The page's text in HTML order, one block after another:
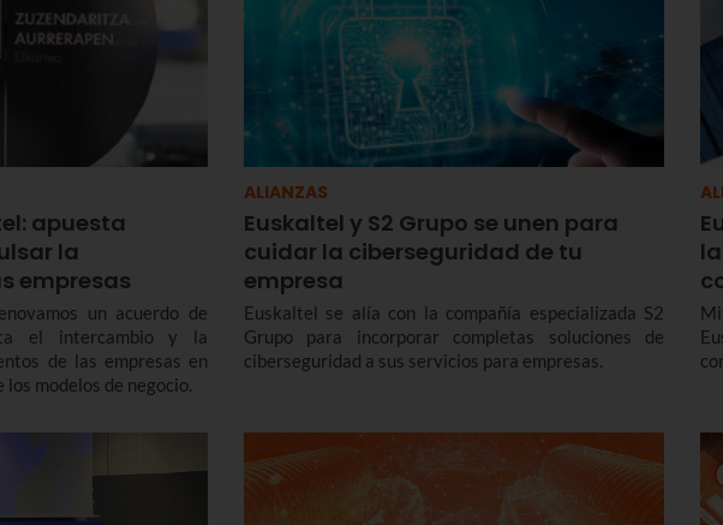
apuesta
la
empresas
un acuerdo de
el intercambio y la
de las empresas en
modelos de negocio.
ALIANZAS
Euskaltel y S2 Grupo se unen para
cuidar la ciberseguridad de tu
empresa
Euskaltel se alía con la compañía especializada S2
Grupo para incorporar completas soluciones de
ciberseguridad a sus servicios para empresas.